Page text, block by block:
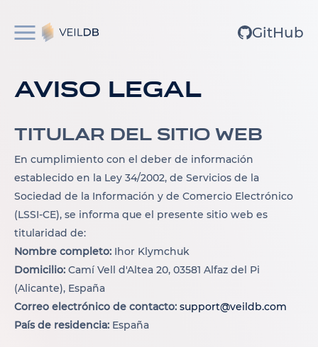
GitHub
Aviso Legal
Titular del sitio web
En cumplimiento con el deber de información
establecido en la Ley 34/2002, de Servicios de la
Sociedad de la Información y de Comercio Electrónico
(LSSI-CE), se informa que el presente sitio web es
titularidad de:
Nombre completo: Ihor Klymchuk
Domicilio: Camí Vell d'Altea 20, 03581 Alfaz del Pi
(Alicante), España
Correo electrónico de contacto: support@veildb.com
País de residencia: España